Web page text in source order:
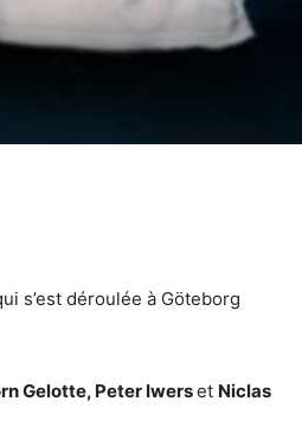
s’est déroulée à Göteborg
Gelotte, Peter Iwerset Niclas